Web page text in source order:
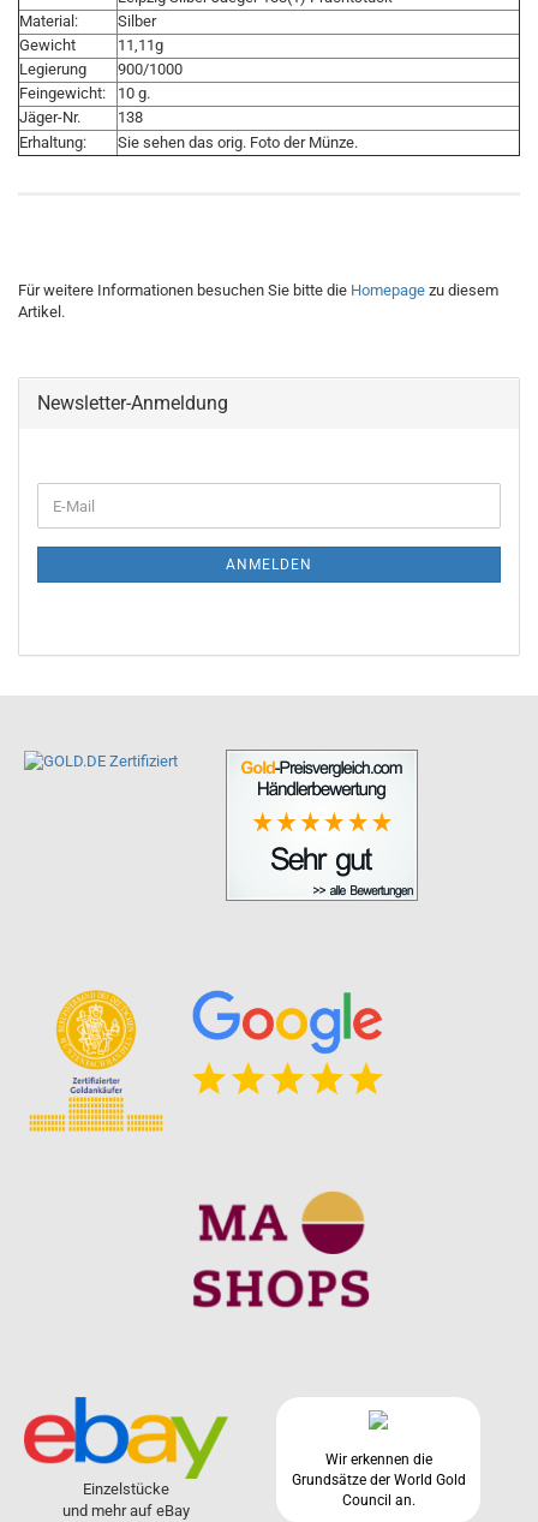
Material:
Silber
Gewicht
11,11g
Legierung
900/1000
Feingewicht:
10 g.
Jäger-Nr.
138
Erhaltung:
Sie sehen das orig. Foto der Münze.
Für weitere Informationen besuchen Sie bitte die Homepage zu diesem
Artikel.
Newsletter-Anmeldung
ANMELDEN
Einzelstücke
und mehr auf eBay
Wir erkennen die
Grundsätze der World Gold
Council an.